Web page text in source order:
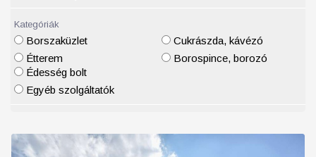
Kategóriák
Borszaküzlet
Étterem
Cukrászda, kávézó
Borospince, borozó
Édesség bolt
Egyéb szolgáltatók